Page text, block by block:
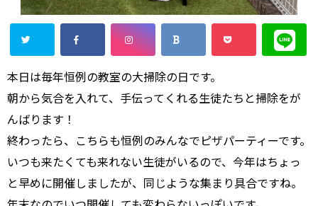
本日は毎年恒例の教室の大掃除の日です。
朝から気合を入れて、手伝ってくれる生徒たちと掃除をが
んばります！
終わったら、こちらも恒例のみんなでピザパーティーです。
いつも来たくても来れない生徒がいるので、今年はちょっ
と早めに開催しましたが、同じような集まり具合ですね。